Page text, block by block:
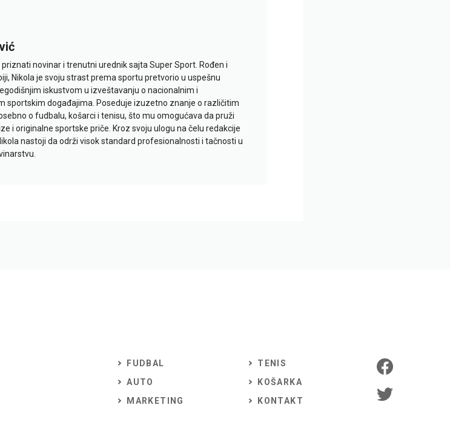
priznati novinar i trenutni urednik sajta Super Sport. Rođen i
Nikola je svoju strast prema sportu pretvorio u uspešnu
iskustvom u izveštavanju o nacionalnim i
sportskim događajima. Poseduje izuzetno znanje o različitim
o fudbalu, košarci i tenisu, što mu omogućava da pruži
i originalne sportske priče. Kroz svoju ulogu na čelu redakcije
nastoji da održi visok standard profesionalnosti i tačnosti u
FUDBAL
AUTO
MARKETING
TENIS
KOŠARKA
KONTAKT